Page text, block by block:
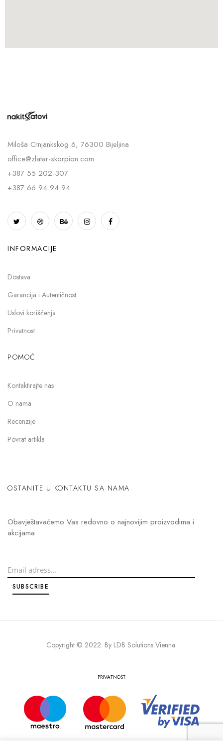
Miloša Crnjankskog 6, 76300 Bijeljina
office@zlatar-skorpion.com
+387 55 202-307
+387 66 94 94 94
INFORMACIJE
Dostava
Garancija i Autentičnost
Uslovi korišćenja
Privatnost
POMOĆ
Kontaktirajte nas
O nama
Recenzije
Povrat artikla
OSTANITE U KONTAKTU SA NAMA
Obavještavaćemo Vas redovno o najnovijim proizvodima i
akcijama
Copyright © 2022. By LDB Solutions Vienna.
PRIVATNOST